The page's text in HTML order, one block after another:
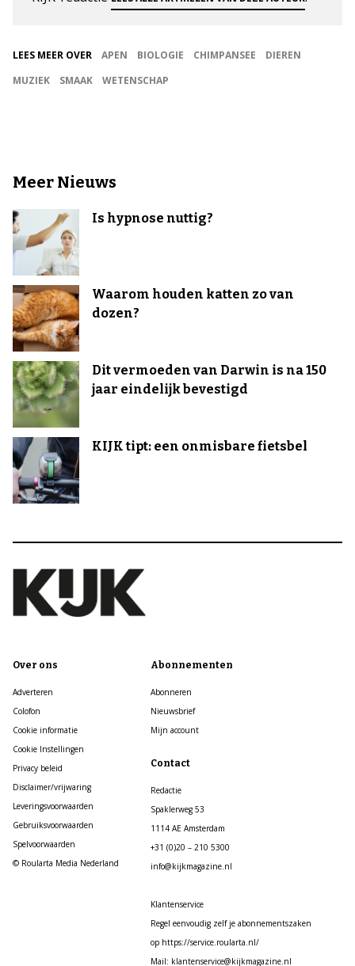
LEES MEER OVER APEN BIOLOGIE CHIMPANSEE
DIEREN
MUZIEK
SMAAK WETENSCHAP
Meer Nieuws
Is hypnose nuttig?
Waarom houden katten zo van
dozen?
Dit vermoeden van Darwin is na 150
jaar eindelijk bevestigd
KIJK tipt: een onmisbare fietsbel
Over ons
Adverteren
Colofon
Cookie informatie
Cookie Instellingen
Privacy beleid
Disclaimer/vrijwaring
Leveringsvoorwaarden
Gebruiksvoorwaarden
Spelvoorwaarden
© Roularta Media Nederland
Abonnementen
Abonneren
Nieuwsbrief
Mijn account
Contact
Redactie
Spaklerweg 53
1114 AE Amsterdam
+31 (0)20 – 210 5300
info@kijkmagazine.nl
Klantenservice
Regel eenvoudig zelf je abonnementszaken
op https://service.roularta.nl/
Mail: klantenservice@kijkmagazine.nl